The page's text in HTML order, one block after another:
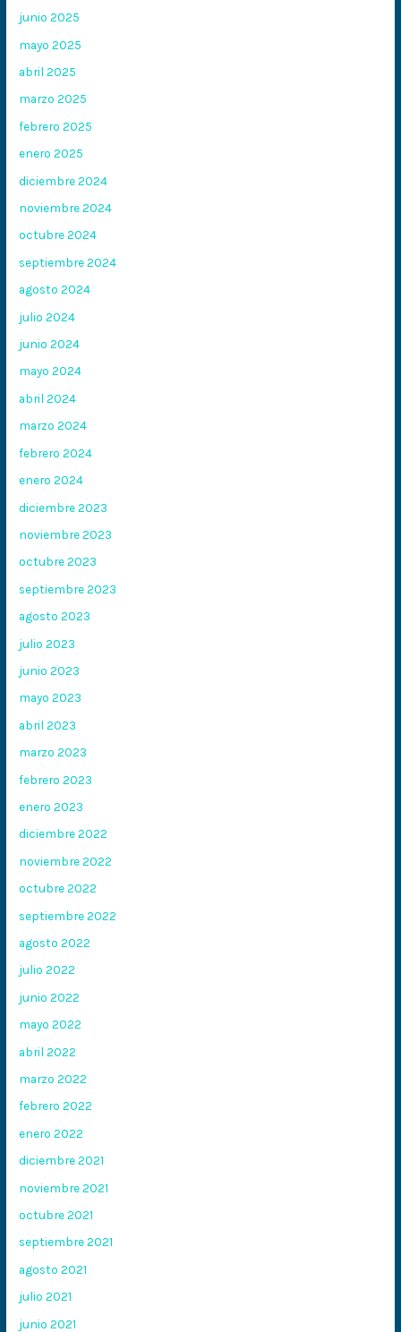
junio 2025
mayo 2025
abril 2025
marzo 2025
febrero 2025
enero 2025
diciembre 2024
noviembre 2024
octubre 2024
septiembre 2024
agosto 2024
julio 2024
junio 2024
mayo 2024
abril 2024
marzo 2024
febrero 2024
enero 2024
diciembre 2023
noviembre 2023
octubre 2023
septiembre 2023
agosto 2023
julio 2023
junio 2023
mayo 2023
abril 2023
marzo 2023
febrero 2023
enero 2023
diciembre 2022
noviembre 2022
octubre 2022
septiembre 2022
agosto 2022
julio 2022
junio 2022
mayo 2022
abril 2022
marzo 2022
febrero 2022
enero 2022
diciembre 2021
noviembre 2021
octubre 2021
septiembre 2021
agosto 2021
julio 2021
junio 2021